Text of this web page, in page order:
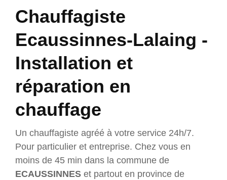
Chauffagiste
Ecaussinnes-Lalaing -
Installation et
réparation en
chauffage
Un chauffagiste agréé à votre service 24h/7.
Pour particulier et entreprise. Chez vous en
moins de 45 min dans la commune de
ECAUSSINNES et partout en province de